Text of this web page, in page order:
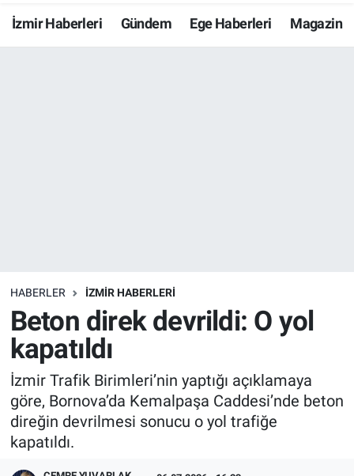
İzmir Haberleri Gündem Ege Haberleri Magazin
HABERLER İZMİR HABERLERİ
Beton direk devrildi: O yol
kapatıldı
İzmir Trafik Birimleri’nin yaptığı açıklamaya
göre, Bornova’da Kemalpaşa Caddesi’nde beton
direğin devrilmesi sonucu o yol trafiğe
kapatıldı.
Resmi İlanlar